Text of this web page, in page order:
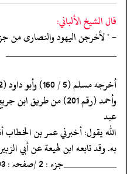
قال الشيخ الألباني:
- " لأخرجن اليهود والنصارى من
‏‏‏‏_____________________
‏‏‏‏أخرجه مسلم (5 / 160) وأبو داود (2 / 43) والترمذي (2 / 398) وصححه
‏‏‏‏وأحمد (رقم 201) من
عبد
‏‏‏‏الله يقول: أخبرني عمر بن الخطاب
‏‏‏‏به. وقد تابعه ابن لهيعة عن أبي
‏‏‏‏__________جزء : 2 /صفحہ : 593__________